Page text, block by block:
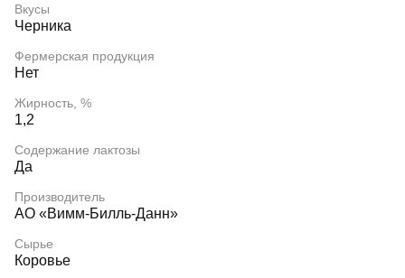
Вкусы
Черника
Фермерская продукция
Нет
Жирность, %
1,2
Содержание лактозы
Да
Производитель
АО «Вимм-Билль-Данн»
Сырье
Коровье